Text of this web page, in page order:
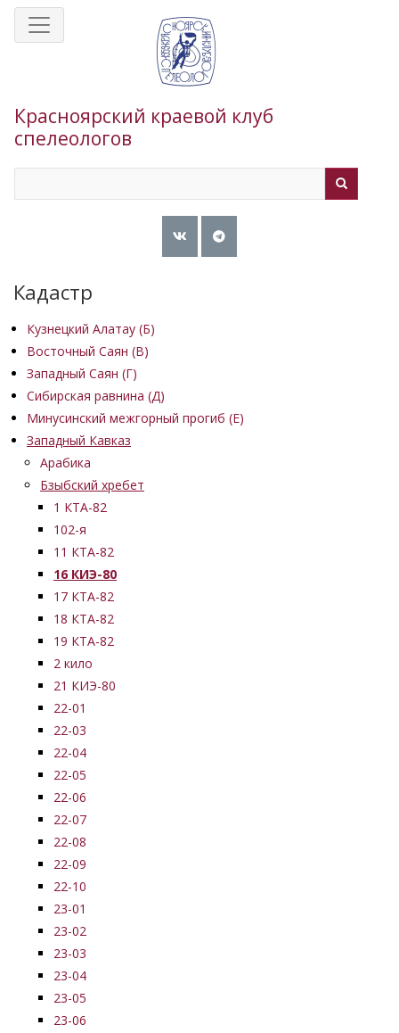
Перейти
Красноярский краевой клуб
спелеологов
Кадастр
Кузнецкий Алатау (Б)
Восточный Саян (B)
Западный Саян (Г)
Сибирская равнина (Д)
Минусинский межгорный прогиб (Е)
Западный Кавказ
Арабика
Бзыбский хребет
1 КТА-82
102-я
11 КТА-82
16 КИЭ-80
17 КТА-82
18 КТА-82
19 КТА-82
2 кило
21 КИЭ-80
22-01
22-03
22-04
22-05
22-06
22-07
22-08
22-09
22-10
23-01
23-02
23-03
23-04
23-05
23-06